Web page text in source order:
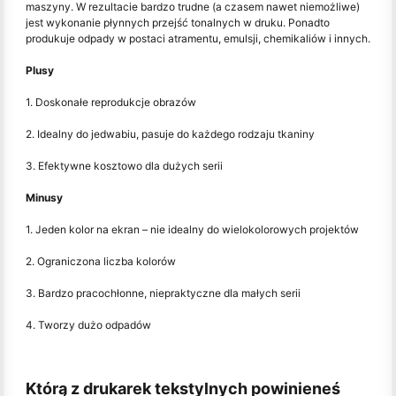
maszyny. W rezultacie bardzo trudne (a czasem nawet niemożliwe)
jest wykonanie płynnych przejść tonalnych w druku. Ponadto
produkuje odpady w postaci atramentu, emulsji, chemikaliów i innych.
Plusy
1. Doskonałe reprodukcje obrazów
2. Idealny do jedwabiu, pasuje do każdego rodzaju tkaniny
3. Efektywne kosztowo dla dużych serii
Minusy
1. Jeden kolor na ekran – nie idealny do wielokolorowych projektów
2. Ograniczona liczba kolorów
3. Bardzo pracochłonne, niepraktyczne dla małych serii
4. Tworzy dużo odpadów
Którą z drukarek tekstylnych powinieneś